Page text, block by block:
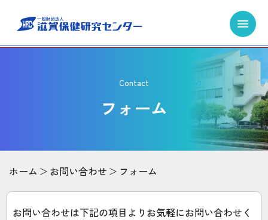
Contact
フォーム
ホーム お問い合わせ フォーム
お問い合わせは下記の項目よりお気軽にお問い合わせく